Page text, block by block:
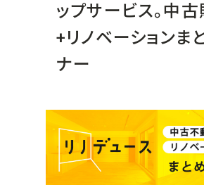
ップサービス。中
+リノベーションま
ナー